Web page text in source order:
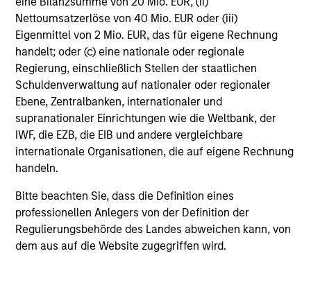
Nettoumsatzerlöse von 40 Mio. EUR oder (iii)
Eigenmittel von 2 Mio. EUR, das für eigene Rechnung
handelt; oder (c) eine nationale oder regionale
Regierung, einschließlich Stellen der staatlichen
Schuldenverwaltung auf nationaler oder regionaler
Ebene, Zentralbanken, internationaler und
supranationaler Einrichtungen wie die Weltbank, der
IWF, die EZB, die EIB und andere vergleichbare
internationale Organisationen, die auf eigene Rechnung
handeln.
Bitte beachten Sie, dass die Definition eines
professionellen Anlegers von der Definition der
Regulierungsbehörde des Landes abweichen kann, von
dem aus auf die Website zugegriffen wird.
für den Anleger maximal anfallende Ausgabeaufschlag,
der gegebenenfalls vor einer Investition vom
Anlagebetrag abgezogen wird.
Vollständige Informationen über Gebühren und
Ausgabeaufschläge finden Sie im aktuellen
Verkaufsprospekt des Fonds und in den für die
Anteilsklasse geltenden wesentlichen
Anlegerinformationen.
Beispiel: Ein Anleger möchte Aktien im Wert von 100 US-
Dollar kaufen. Bei einem maximalen Ausgabeaufschlag
von 5,75 % werden dem Anleger dafür 106,10 US-Dollar
Zeichnung an.
Beim genannten Betrag excl. AA wird davon
ausgegangen, dass alle Ausschüttungen reinvestiert und
die Kosten auf Fondsebene abgezogen wurden. Der